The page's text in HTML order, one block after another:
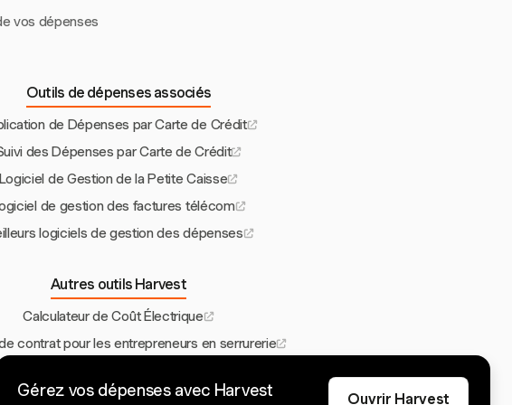
vos dépenses
Outils de dépenses associés
de Dépenses par Carte de Crédit
des Dépenses par Carte de Crédit
Logiciel de Gestion de la Petite Caisse
de gestion des factures télécom
logiciels de gestion des dépenses
Autres outils Harvest
Calculateur de Coût Électrique
contrat pour les entrepreneurs en serrurerie
de Facture pour Agents Immobiliers
Qu'est-ce qu'une charte de projet
Gérez vos dépenses avec Harvest Ouvrir Harvest